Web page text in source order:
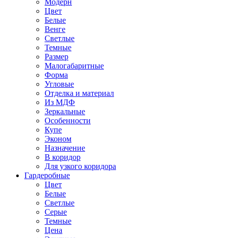
Модерн
Цвет
Белые
Венге
Светлые
Темные
Размер
Малогабаритные
Форма
Угловые
Отделка и материал
Из МДФ
Зеркальные
Особенности
Купе
Эконом
Назначение
В коридор
Для узкого коридора
Гардеробные
Цвет
Белые
Светлые
Серые
Темные
Цена